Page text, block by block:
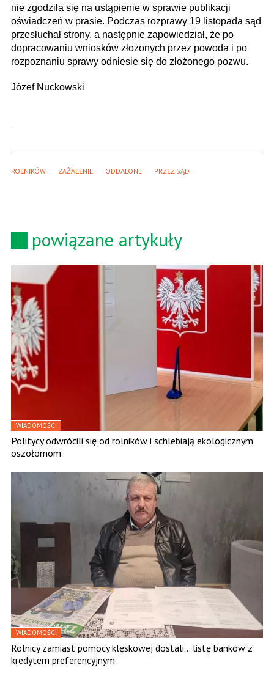
nie zgodziła się na ustąpienie w sprawie publikacji
oświadczeń w prasie. Podczas rozprawy 19 listopada sąd
przesłuchał strony, a następnie zapowiedział, że po
dopracowaniu wniosków złożonych przez powoda i po
rozpoznaniu sprawy odniesie się do złożonego pozwu.
Józef Nuckowski
ROLNIKÓW ZAŻALENIE ODDALONE PRZEZ SĄD
powiązane artykuły
WIADOMOŚCI
Politycy odwrócili się od rolników i schlebiają ekologicznym
oszołomom
WIADOMOŚCI
Rolnicy zamiast pomocy klęskowej dostali… listę banków z
kredytem preferencyjnym